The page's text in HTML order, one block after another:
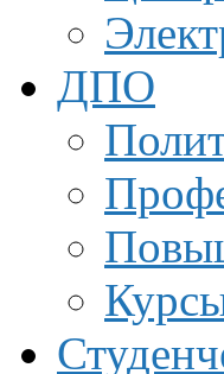
ДПО